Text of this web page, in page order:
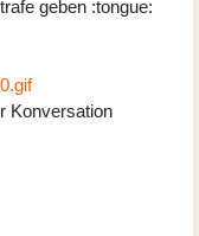
geben :tongue:
Konversation